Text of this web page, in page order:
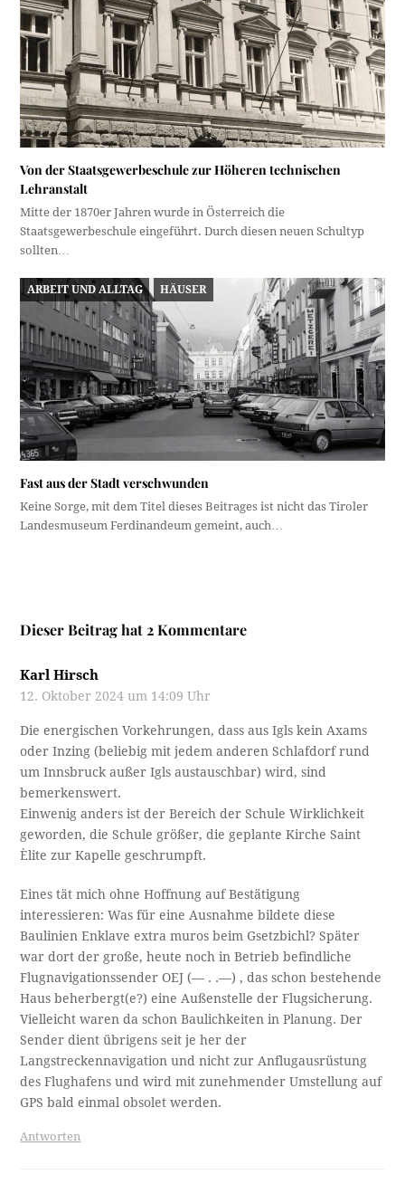
Von der Staatsgewerbeschule zur Höheren technischen
Lehranstalt
Mitte der 1870er Jahren wurde in Österreich die
Staatsgewerbeschule eingeführt. Durch diesen neuen Schultyp
sollten…
ARBEIT UND ALLTAG HÄUSER
Fast aus der Stadt verschwunden
Keine Sorge, mit dem Titel dieses Beitrages ist nicht das Tiroler
Landesmuseum Ferdinandeum gemeint, auch…
Dieser Beitrag hat 2 Kommentare
Karl Hirsch
12. Oktober 2024 um 14:09 Uhr
Die energischen Vorkehrungen, dass aus Igls kein Axams
oder Inzing (beliebig mit jedem anderen Schlafdorf rund
um Innsbruck außer Igls austauschbar) wird, sind
bemerkenswert.
Einwenig anders ist der Bereich der Schule Wirklichkeit
geworden, die Schule größer, die geplante Kirche Saint
Èlite zur Kapelle geschrumpft.
Eines tät mich ohne Hoffnung auf Bestätigung
interessieren: Was für eine Ausnahme bildete diese
Baulinien Enklave extra muros beim Gsetzbichl? Später
war dort der große, heute noch in Betrieb befindliche
Flugnavigationssender OEJ (— . .—) , das schon bestehende
Haus beherbergt(e?) eine Außenstelle der Flugsicherung.
Vielleicht waren da schon Baulichkeiten in Planung. Der
Sender dient übrigens seit je her der
Langstreckennavigation und nicht zur Anflugausrüstung
des Flughafens und wird mit zunehmender Umstellung auf
GPS bald einmal obsolet werden.
Antworten